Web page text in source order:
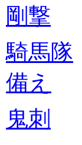
剛撃
騎馬隊
備え
鬼刺